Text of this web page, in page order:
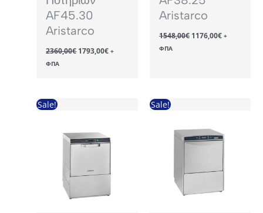
AF45.30
Aristarco
2360,00€ Original
price
1793,00€Η+
ΦΠΑ
Aristarco
1548,00€ Original
price
1176,00€Η+
ΦΠΑ
Sale! Sale!